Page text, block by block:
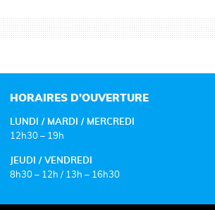
HORAIRES D’OUVERTURE
LUNDI / MARDI / MERCREDI
12h30 – 19h
JEUDI / VENDREDI
8h30 – 12h / 13h – 16h30